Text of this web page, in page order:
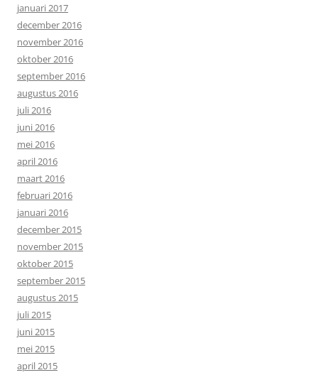
januari 2017
december 2016
november 2016
oktober 2016
september 2016
augustus 2016
juli 2016
juni 2016
mei 2016
april 2016
maart 2016
februari 2016
januari 2016
december 2015
november 2015
oktober 2015
september 2015
augustus 2015
juli 2015
juni 2015
mei 2015
april 2015